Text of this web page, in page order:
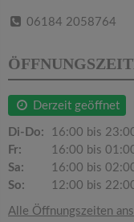
06184 2058764
Derzeit geöffnet
Di-Do:
16:00 bis
Fr:
16:00 bis
Sa:
16:00 bis
So:
12:00 bis
Alle Öffnungszeiten
i
n